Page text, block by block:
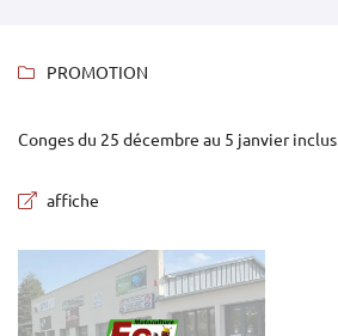
Rafraîchir le captcha
 PROMOTION
Conges du 25 décembre au 5 janvier inclus
affiche